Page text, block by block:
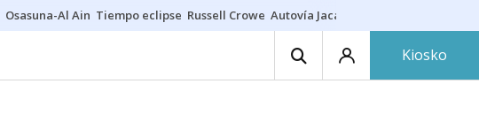
Osasuna-Al Ain Tiempo eclipse Russell Crowe Autovía Jaca
Kiosko